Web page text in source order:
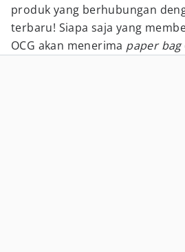
produk yang berhubungan
terbaru! Siapa saja yang
OCG akan menerima paper bag